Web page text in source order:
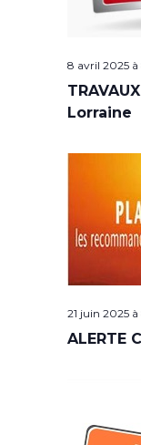
8 avril 2025
Lorraine
21 juin 2025
ALERTE